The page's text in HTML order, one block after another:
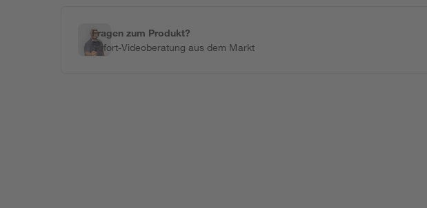
Fragen zum Produkt?
Sofort-Videoberatung aus dem Markt